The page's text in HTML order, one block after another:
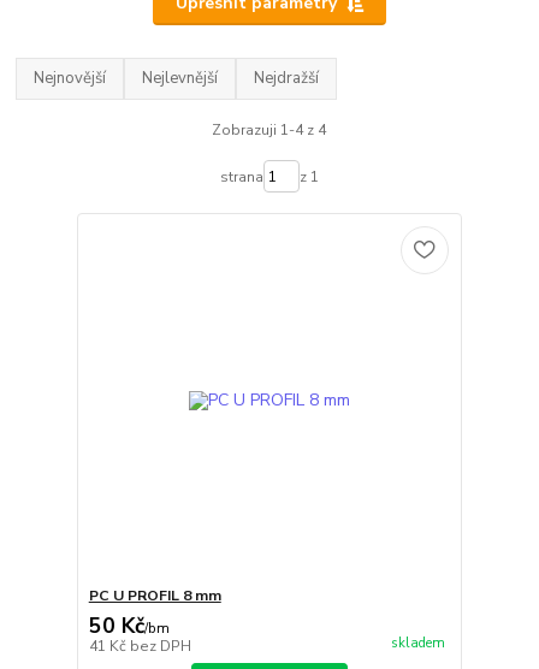
Nejnovější Nejlevnější Nejdražší
Zobrazuji 1-4 z 4
strana z 1
PC U PROFIL 8 mm
50 Kč/bm
41 Kč bez DPH skladem